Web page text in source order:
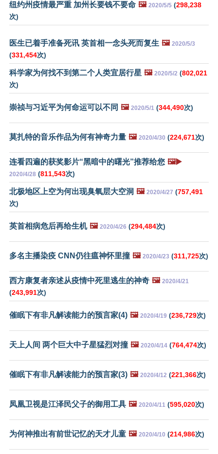
纽约州疫情最严重 加州长要钱不要命 🖼️ 2020/5/5 (298,238
次)
医生已着手准备死讯 英首相一念头死而复生 🖼️ 2020/5/3
(331,454次)
科学家为何找不到第二个人类宜居行星 🖼️ 2020/5/2 (802,021
次)
崇祯与习近平为何命运可以不同 🖼️ 2020/5/1 (344,490次)
莫扎特的音乐作品为何有神奇力量 🖼️ 2020/4/30 (224,671次)
连看四遍的获奖影片“黑暗中的曙光”推荐给您 🖼️▶️
2020/4/28 (811,543次)
北极地区上空为何出现臭氧层大空洞 🖼️ 2020/4/27 (757,491
次)
英首相病危后再给生机 🖼️ 2020/4/26 (294,484次)
多名主播染疫 CNN仍往瘟神怀里撞 🖼️ 2020/4/23 (311,725次)
西方康复者亲述从疫情中死里逃生的神奇 🖼️ 2020/4/21
(243,991次)
催眠下有非凡解读能力的预言家(4) 🖼️ 2020/4/19 (236,729次)
天上人间 两个巨大中子星猛烈对撞 🖼️ 2020/4/14 (764,474次)
催眠下有非凡解读能力的预言家(3) 🖼️ 2020/4/12 (221,366次)
凤凰卫视是江泽民父子的御用工具 🖼️ 2020/4/11 (595,020次)
为何神推出有前世记忆的天才儿童 🖼️ 2020/4/10 (214,986次)